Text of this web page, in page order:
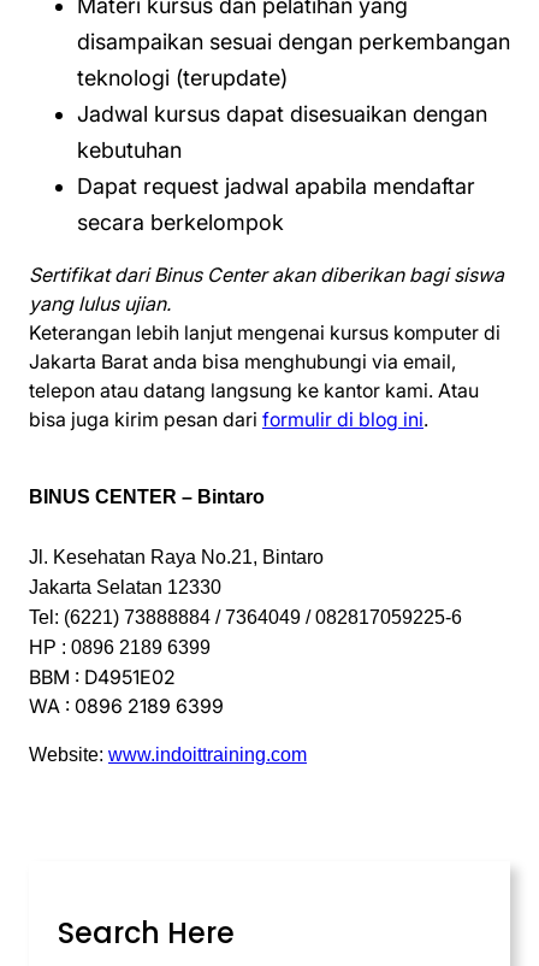
Materi kursus dan pelatihan yang
disampaikan sesuai dengan perkembangan
teknologi (terupdate)
Jadwal kursus dapat disesuaikan dengan
kebutuhan
Dapat request jadwal apabila mendaftar
secara berkelompok
Sertifikat dari Binus Center akan diberikan bagi siswa
yang lulus ujian.
Keterangan lebih lanjut mengenai kursus komputer di
Jakarta Barat anda bisa menghubungi via email,
telepon atau datang langsung ke kantor kami. Atau
bisa juga kirim pesan dari formulir di blog ini.
BINUS CENTER – Bintaro
Jl. Kesehatan Raya No.21, Bintaro
Jakarta Selatan 12330
Tel: (6221) 73888884 / 7364049 / 082817059225-6
HP : 0896 2189 6399
BBM : D4951E02
WA : 0896 2189 6399
Website: www.indoittraining.com
Search Here